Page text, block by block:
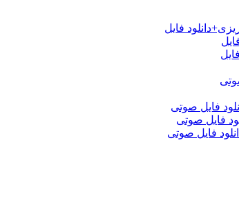
فایل
فایل صوتی
فایل صوتی
فایل صوتی